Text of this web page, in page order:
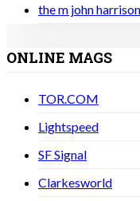
the m john
ONLINE MAGS
TOR.COM
Lightspeed
SF Signal
Clarkesworld